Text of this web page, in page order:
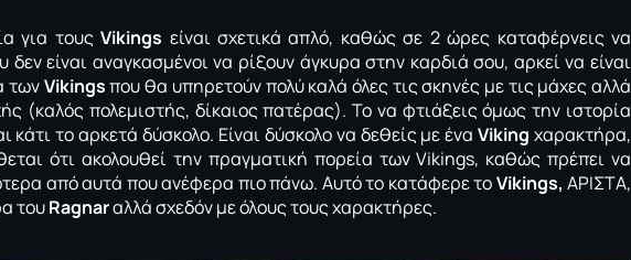
για τουςVikings είναι σχετικά απλό, καθώς σε 2 ώρες καταφέρνεις να
είναι αναγκασμένοι να ρίξουν άγκυρα στην καρδιά σου, αρκεί να είναι
τωνVikingsπου θα υπηρετούν πολύ καλά όλες τις σκηνές με τις μάχες αλλά
(καλός πολεμιστής, δίκαιος πατέρας). Το να φτιάξεις όμως την ιστορία
κάτι το αρκετά δύσκολο. Είναι δύσκολο να δεθείς με έναViking χαρακτήρα,
ότι ακολουθεί την πραγματική πορεία των Vikings, καθώς πρέπει να
από αυτά που ανέφερα πιο πάνω. Αυτό το κατάφερε τοVikings, ΑΡΙΣΤΑ,
τουRagnarαλλά σχεδόν με όλους τους χαρακτήρες.